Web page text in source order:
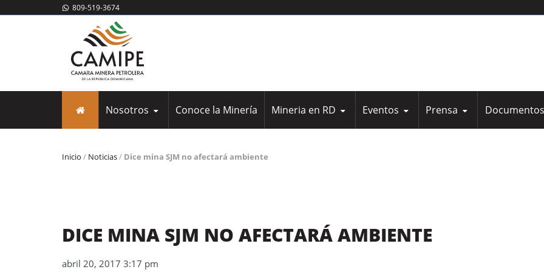
809-519-3674
Nosotros Conoce la Minería Mineria en RD Eventos Prensa Documentos
Inicio / Noticias/ Dice mina SJM no afectará ambiente
DICE MINA SJM NO AFECTARÁ AMBIENTE
abril 20, 2017 3:17 pm